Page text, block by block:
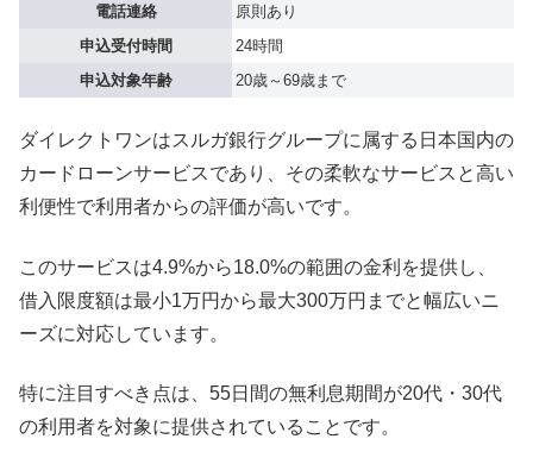
電話連絡
原則あり
申込受付時間
24時間
申込対象年齢
20歳～69歳まで
ダイレクトワンはスルガ銀行グループに属する日本国内の
カードローンサービスであり、その柔軟なサービスと高い
利便性で利用者からの評価が高いです。
このサービスは4.9%から18.0%の範囲の金利を提供し、
借入限度額は最小1万円から最大300万円までと幅広いニ
ーズに対応しています。
特に注目すべき点は、55日間の無利息期間が20代・30代
の利用者を対象に提供されていることです。